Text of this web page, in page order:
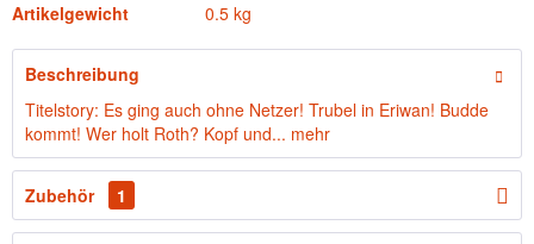
Artikelgewicht
0.5 kg
Beschreibung
Titelstory: Es ging auch ohne Netzer! Trubel in Eriwan! Budde
kommt! Wer holt Roth? Kopf und... mehr
Zubehör 1